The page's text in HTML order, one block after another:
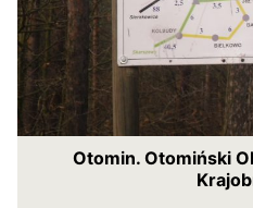
Otomin. Otomiński